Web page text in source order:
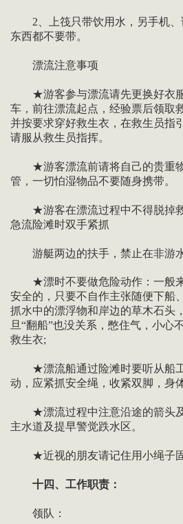
2、上筏只带饮用水，另手机
东西都不要带。
漂流注意事项
★游客参与漂流请先更换好衣服
车，前往漂流起点，经验票后领取
并按要求穿好救生衣，在救生员指
请服从救生员指挥。
★游客漂流前请将自己的贵重物
管，一切怕湿物品不要随身携带。
★游客在漂流过程中不得脱掉救
急流险滩时双手紧抓
游艇两边的扶手，禁止在非游水
★漂时不要做危险动作：一般来
安全的，只要不自作主张随便下船
抓水中的漂浮物和岸边的草木石头
旦“翻船”也没关系，憋住气，小心
救生衣;
★漂流船通过险滩时要听从船工
动，应紧抓安全绳，收紧双脚，身
★漂流过程中注意沿途的箭头及
主水道及提早警觉跌水区。
★近视的朋友请记住用小绳子
十四、工作职责：
领队：